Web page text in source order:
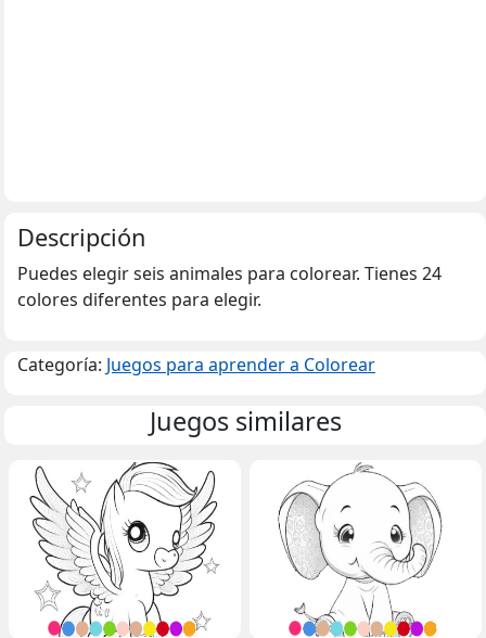
Descripción
Puedes elegir seis animales para colorear. Tienes 24
colores diferentes para elegir.
Categoría: Juegos para aprender a Colorear
Juegos similares